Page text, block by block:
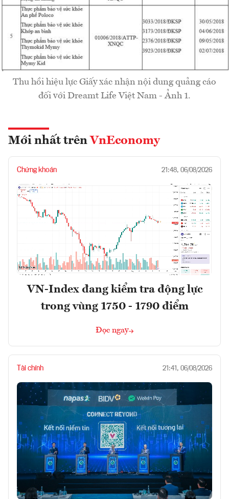
Thu hồi hiệu lực Giấy xác nhận nội dung quảng cáo
đối với Dreamt Life Việt Nam - Ảnh 1.
Mới nhất trên VnEconomy
Chứng khoán 21:48, 06/08/2026
VN-Index đang kiểm tra động lực
trong vùng 1750 - 1790 điểm
Đọc ngay
Tài chính 21:41, 06/08/2026